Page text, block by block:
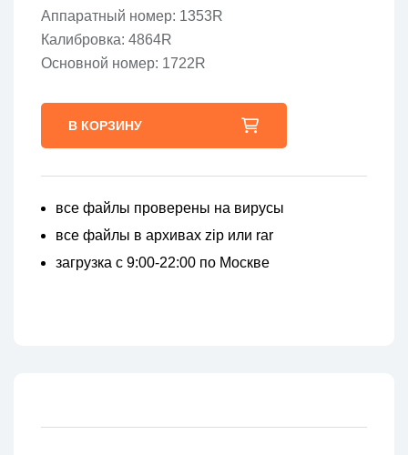
Аппаратный номер: 1353R
Калибровка: 4864R
Основной номер: 1722R
В КОРЗИНУ
все файлы проверены на вирусы
все файлы в архивах zip или rar
загрузка с 9:00-22:00 по Москве